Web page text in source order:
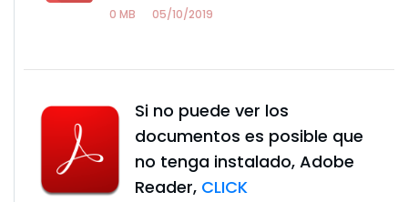
0 MB 05/10/2019
Si no puede ver los
documentos es posible que
no tenga instalado, Adobe
Reader, CLICK